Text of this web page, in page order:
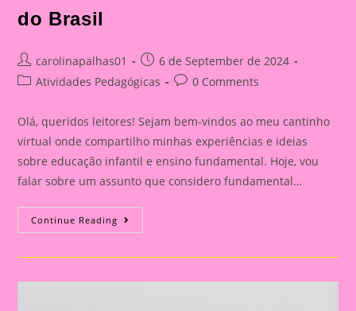
do Brasil
Post
author:
carolinapalhas01
Post
published:
6 de September de 2024
PostAtividades Pedagógicas
Post0 Comments
Olá, queridos leitores! Sejam bem-vindos ao meu cantinho
virtual onde compartilho minhas experiências e ideias
sobre educação infantil e ensino fundamental. Hoje, vou
falar sobre um assunto que considero fundamental…
Continue Reading Explorando
A
Nossos